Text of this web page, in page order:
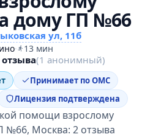
дому ГП №66
ул, 11б
· 13 мин
отзыва(1 анонимный)
Принимает по ОМС
Лицензия подтверждена
помощи взрослому
№66, Москва: 2 отзыва